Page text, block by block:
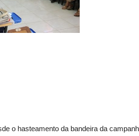
o hasteamento da bandeira da